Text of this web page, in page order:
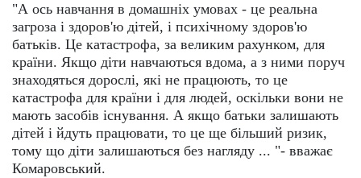
"А ось навчання в домашніх умовах - це реальна
загроза і здоров'ю дітей, і психічному здоров'ю
батьків. Це катастрофа, за великим рахунком, для
країни. Якщо діти навчаються вдома, а з ними поруч
знаходяться дорослі, які не працюють, то це
катастрофа для країни і для людей, оскільки вони не
мають засобів існування. А якщо батьки залишають
дітей і йдуть працювати, то це ще більший ризик,
тому що діти залишаються без нагляду ... "- вважає
Комаровський.